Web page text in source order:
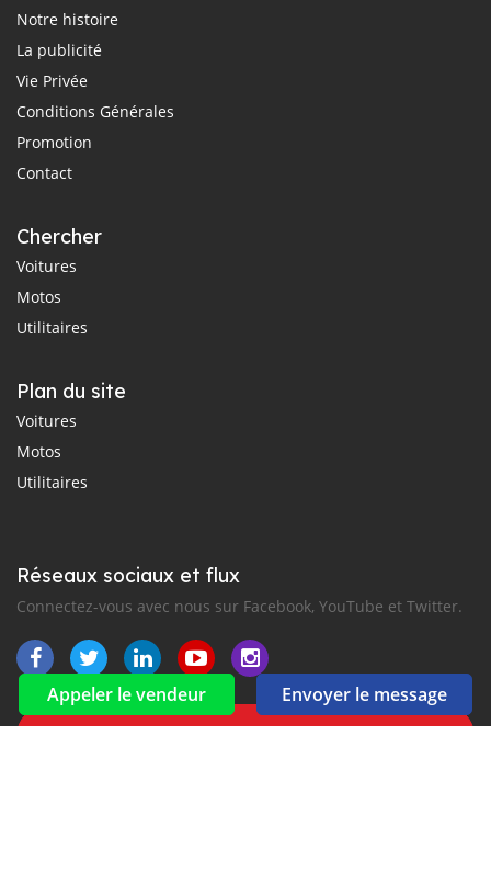
Appeler le vendeur Envoyer le message
Notre histoire
La publicité
Vie Privée
Conditions Générales
Promotion
Contact
Chercher
Voitures
Motos
Utilitaires
Plan du site
Voitures
Motos
Utilitaires
Réseaux sociaux et flux
Connectez-vous avec nous sur Facebook, YouTube et Twitter.